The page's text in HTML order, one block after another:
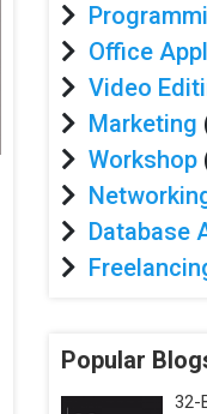
Office
Video
Marketing
Workshop
Database
Popular
32-